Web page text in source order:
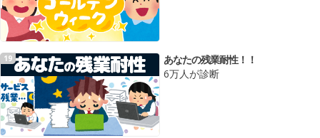
19
あなたの残業耐性！！
6万人が診断